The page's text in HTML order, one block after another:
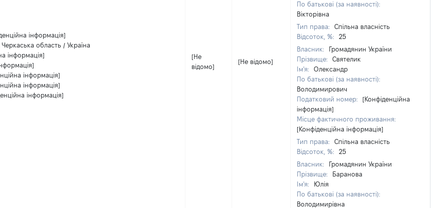
інформація]
Черкаська область / Україна
інформація]
інформація]
інформація]
інформація]
[Не
відомо]
[Не відомо]
По батькові (за наявності):
Вікторівна
Тип права:
Спільна власність
Відсоток, %:
25
Власник:
Громадянин України
Прізвище:
Святелик
Ім'я:
Олександр
По батькові (за наявності):
Володимирович
Податковий номер:
[Конфіденційна
інформація]
Місце фактичного проживання:
[Конфіденційна інформація]
Тип права:
Спільна власність
Відсоток, %:
25
Власник:
Громадянин України
Прізвище:
Баранова
Ім'я:
Юлія
По батькові (за наявності):
Володимирівна